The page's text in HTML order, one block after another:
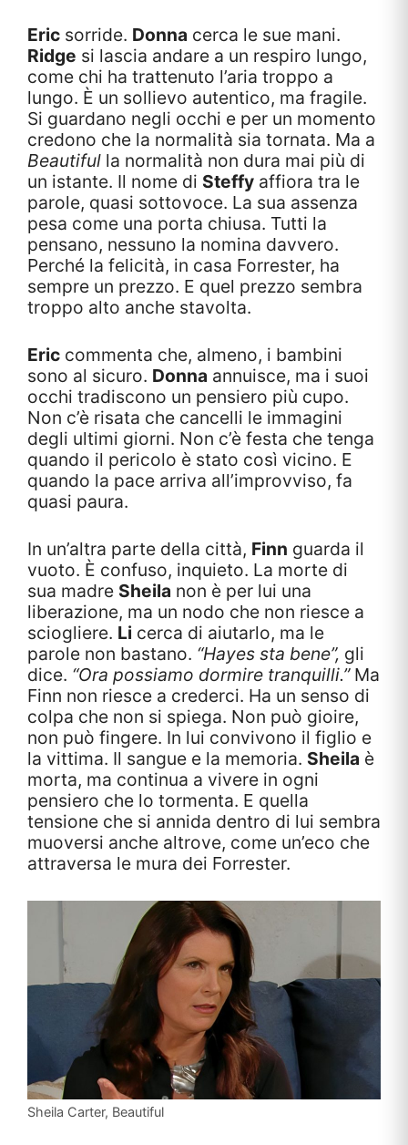
Eric sorride. Donna cerca le sue mani.
Ridge si lascia andare a un respiro lungo,
come chi ha trattenuto l’aria troppo a
lungo. È un sollievo autentico, ma fragile.
Si guardano negli occhi e per un momento
credono che la normalità sia tornata. Ma a
Beautiful la normalità non dura mai più di
un istante. Il nome di Steffy affiora tra le
parole, quasi sottovoce. La sua assenza
pesa come una porta chiusa. Tutti la
pensano, nessuno la nomina davvero.
Perché la felicità, in casa Forrester, ha
sempre un prezzo. E quel prezzo sembra
troppo alto anche stavolta.
Eric commenta che, almeno, i bambini
sono al sicuro. Donna annuisce, ma i suoi
occhi tradiscono un pensiero più cupo.
Non c’è risata che cancelli le immagini
degli ultimi giorni. Non c’è festa che tenga
quando il pericolo è stato così vicino. E
quando la pace arriva all’improvviso, fa
quasi paura.
In un’altra parte della città, Finn guarda il
vuoto. È confuso, inquieto. La morte di
sua madre Sheila non è per lui una
liberazione, ma un nodo che non riesce a
sciogliere. Li cerca di aiutarlo, ma le
parole non bastano. “Hayes sta bene”, gli
dice. “Ora possiamo dormire tranquilli.”Ma
Finn non riesce a crederci. Ha un senso di
colpa che non si spiega. Non può gioire,
non può fingere. In lui convivono il figlio e
la vittima. Il sangue e la memoria. Sheila è
morta, ma continua a vivere in ogni
pensiero che lo tormenta. E quella
tensione che si annida dentro di lui sembra
muoversi anche altrove, come un’eco che
attraversa le mura dei Forrester.
Sheila Carter, Beautiful